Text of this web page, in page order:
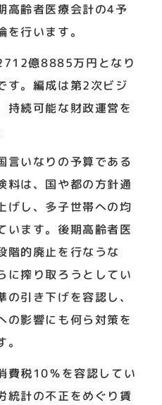
高齢者医療会計の4予
行います。
億8885万円となり
す。編成は第2次ビジ
持続可能な財政運営を
いなりの予算である
料は、国や都の方針通
げし、多子世帯への均
います。後期高齢者医
階的廃止を行なうな
に搾り取ろうとしてい
引き下げを容認し、
の影響にも何ら対策を
費税10％を容認してい
統計の不正をめぐり賃